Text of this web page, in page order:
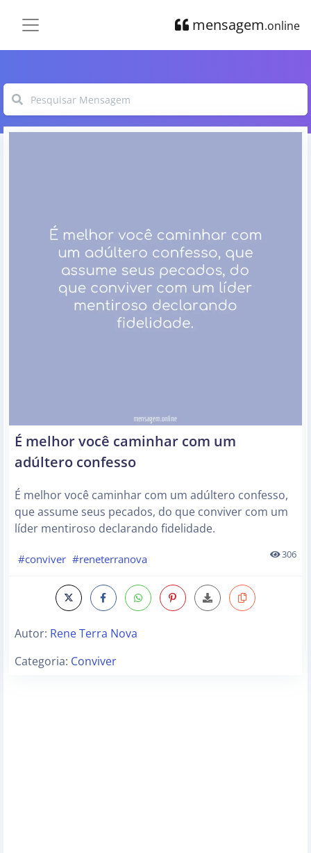
mensagem.online
É melhor você caminhar com um
adúltero confesso
É melhor você caminhar com um adúltero confesso,
que assume seus pecados, do que conviver com um
líder mentiroso declarando fidelidade.
#conviver #reneterranova 306
Autor: Rene Terra Nova
Categoria: Conviver